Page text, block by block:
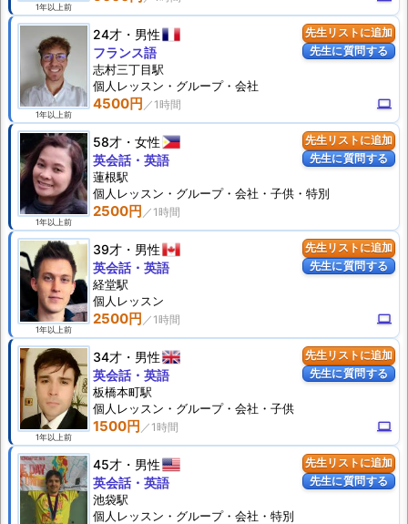
1年以上前
先生リストに追加
先生に質問する
1年以上前
24才 男性
4500円 computer
フランス語
志村三丁目駅
個人 レッスン ・グループ・会社
先生リストに追加
先生に質問する
1年以上前
58才 女性
2500円
英会話・英語
蓮根駅
個人 レッスン ・グループ・会社・子供・特別
先生リストに追加
先生に質問する
1年以上前
39才 男性
2500円 computer
英会話・英語
経堂駅
個人 レッスン
先生リストに追加
先生に質問する
1年以上前
34才 男性
1500円 computer
英会話・英語
板橋本町駅
個人 レッスン ・グループ・会社・子供
先生リストに追加
先生に質問する
45才 男性
英会話・英語
池袋駅
個人 レッスン ・グループ・会社・特別